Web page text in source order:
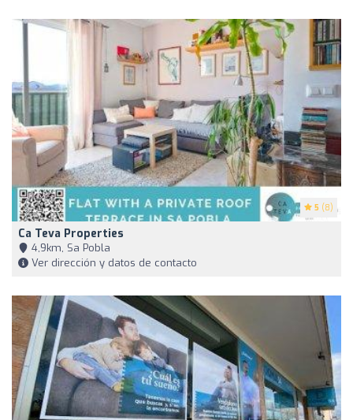
5 (8)
Ca Teva Properties
4,9km, Sa Pobla
Ver dirección y datos de contacto